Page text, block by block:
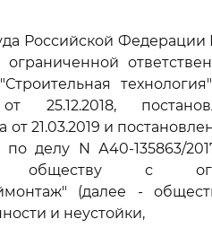
Российской
25.12.2018,
от 21.03.2019 и
по делу N А40-135863/
с
(далее -
и неустойки,